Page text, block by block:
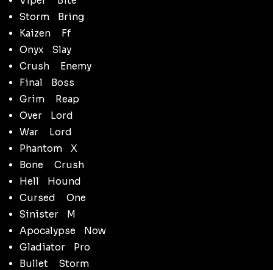
StormᅠBring
Kaizenᅠ Ff
OnyxᅠSlay
Crushᅠ Enemy
FinalᅠBoss
Grimᅠ Reap
OverᅠLord
Warᅠ Lord
PhantomᅠX
Boneᅠ Crush
HellᅠHound
Cursedᅠ One
SinisterᅠM
ApocalypseᅠNow
GladiatorᅠPro
Bulletᅠ Storm